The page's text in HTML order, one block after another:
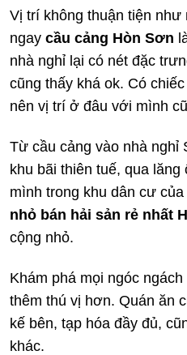
Vị trí không thuận tiện
ngay cầu cảng Hòn Sơn
nhà nghỉ lại có nét đặc
cũng thấy khá ok. Có
nên vị trí ở đâu với mình
Từ cầu cảng vào nhà nghỉ
khu bãi thiên tuế, qua
mình trong khu dân cư
nhỏ bán hải sản rẻ nhất
cộng nhỏ.
Khám phá mọi ngóc
thêm thú vị hơn. Quán ăn
kế bên, tạp hóa đầy đủ,
khác.